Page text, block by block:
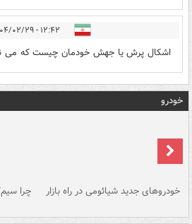
۱۲:۴۲ - ۱۴۰۴/۰۲/۲۹
اشکال پرش یا جهش خودمان چیست که می
خودرو
خودروهای جدید شیائومی در راه بازار چرا